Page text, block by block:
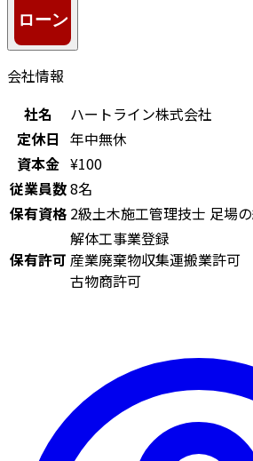
会社情報
社名
ハートライン株式会社
定休日 年中無休
資本金 ¥100
従業員数8名
保有資格 2級土木施工管理技士 足場
保有許可
解体工事業登録
産業廃棄物収集運搬業許可
古物商許可